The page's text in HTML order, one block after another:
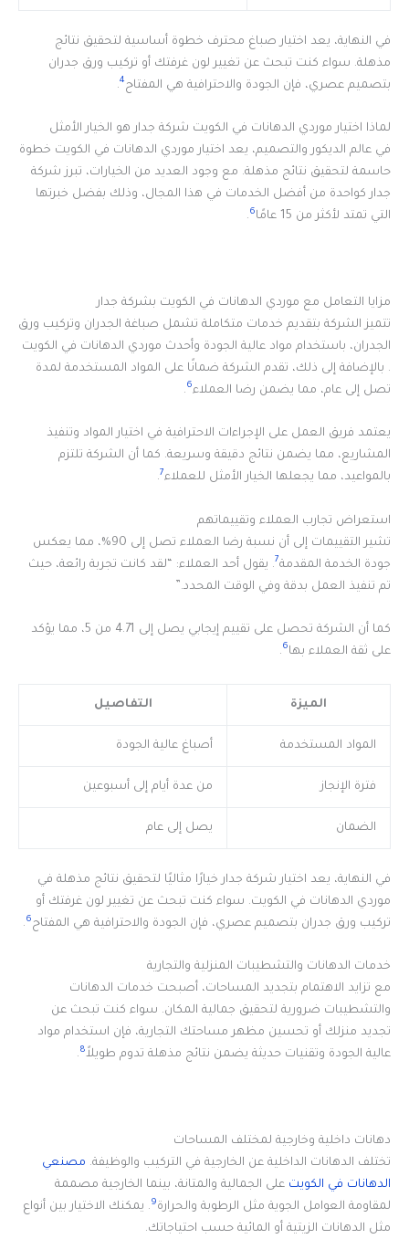
في النهاية، يعد اختيار صباغ محترف خطوة أساسية لتحقيق نتائج
مذهلة. سواء كنت تبحث عن تغيير لون غرفتك أو تركيب ورق جدران
بتصميم عصري، فإن الجودة والاحترافية هي المفتاح4
.
لماذا اختيار موردي الدهانات في الكويت شركة جدار هو الخيار الأمثل
في عالم الديكور والتصميم، يعد اختيار موردي الدهانات في الكويت خطوة
حاسمة لتحقيق نتائج مذهلة. مع وجود العديد من الخيارات، تبرز شركة
جدار كواحدة من أفضل الخدمات في هذا المجال، وذلك بفضل خبرتها
التي تمتد لأكثر من 15 عامًا
6
.
مزايا التعامل مع موردي الدهانات في الكويت بشركة جدار
تتميز الشركة بتقديم خدمات متكاملة تشمل صباغة الجدران وتركيب ورق
الجدران، باستخدام مواد عالية الجودة وأحدث موردي الدهانات في الكويت
. بالإضافة إلى ذلك، تقدم الشركة ضمانًا على المواد المستخدمة لمدة
تصل إلى عام، مما يضمن رضا العملاء6
.
يعتمد فريق العمل على الإجراءات الاحترافية في اختيار المواد وتنفيذ
المشاريع، مما يضمن نتائج دقيقة وسريعة. كما أن الشركة تلتزم
بالمواعيد، مما يجعلها الخيار الأمثل للعملاء7
.
استعراض تجارب العملاء وتقييماتهم
تشير التقييمات إلى أن نسبة رضا العملاء تصل إلى 90%، مما يعكس
جودة الخدمة المقدمة7. يقول أحد العملاء: “لقد كانت تجربة رائعة، حيث
تم تنفيذ العمل بدقة وفي الوقت المحدد.”
كما أن الشركة تحصل على تقييم إيجابي يصل إلى 4.71 من 5، مما يؤكد
على ثقة العملاء بها6
.
الميزة التفاصيل
المواد المستخدمة أصباغ عالية الجودة
فترة الإنجاز من عدة أيام إلى أسبوعين
الضمان يصل إلى عام
في النهاية، يعد اختيار شركة جدار خيارًا مثاليًا لتحقيق نتائج مذهلة في
موردي الدهانات في الكويت. سواء كنت تبحث عن تغيير لون غرفتك أو
تركيب ورق جدران بتصميم عصري، فإن الجودة والاحترافية هي المفتاح6
.
خدمات الدهانات والتشطيبات المنزلية والتجارية
مع تزايد الاهتمام بتجديد المساحات، أصبحت خدمات الدهانات
والتشطيبات ضرورية لتحقيق جمالية المكان. سواء كنت تبحث عن
تجديد منزلك أو تحسين مظهر مساحتك التجارية، فإن استخدام مواد
عالية الجودة وتقنيات حديثة يضمن نتائج مذهلة تدوم طويلاً8
.
دهانات داخلية وخارجية لمختلف المساحات
تختلف الدهانات الداخلية عن الخارجية في التركيب والوظيفة. مصنعي
الدهانات في الكويت على الجمالية والمتانة، بينما الخارجية مصممة
لمقاومة العوامل الجوية مثل الرطوبة والحرارة9. يمكنك الاختيار بين أنواع
مثل الدهانات الزيتية أو المائية حسب احتياجاتك.